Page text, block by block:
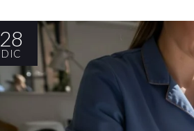
28
DIC